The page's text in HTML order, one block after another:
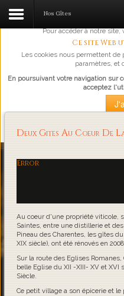
L'abus d'alcool est
Pour accéder à notre site,
Ce site Web
Les cookies nous permettent de
paramètres, et
En poursuivant votre navigation sur
acceptez
Loading...
Nos Gîtes
Deux Gites Au Coeur De
Error
Au coeur d'une propriété viticole,
Saintes, entre une distillerie et
Pineau des Charentes, les gîtes
XIX siècle), ont été rénovés en
Sur la route des Eglises
belle Eglise du XII -XIII- XV et XVI
Siècle.
Ce petit village a son épicerie et le